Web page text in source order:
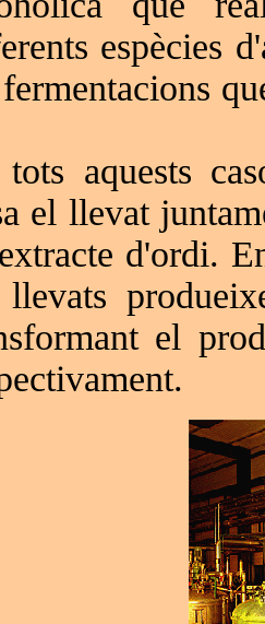
espècies
aquests
el llevat
d'ordi.
llevats
el